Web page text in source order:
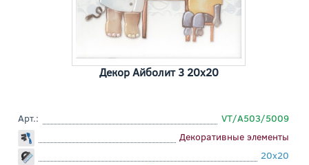
Декор Айболит 3 20x20
Арт.:
VT/A503/5009
Декоративные элементы
20x20